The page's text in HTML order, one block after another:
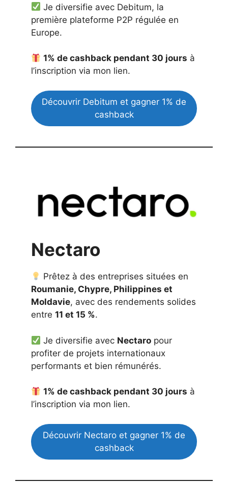
Je diversifie avec Debitum, la
première plateforme P2P régulée en
Europe.
1% de cashback pendant 30 jours à
l’inscription via mon lien.
Découvrir Debitum et gagner 1% de
cashback
Nectaro
Prêtez à des entreprises situées en
Roumanie, Chypre, Philippines et
Moldavie, avec des rendements solides
entre11 et 15 %.
Je diversifie avec Nectaro pour
profiter de projets internationaux
performants et bien rémunérés.
1% de cashback pendant 30 jours à
l’inscription via mon lien.
Découvrir Nectaro et gagner 1% de
cashback